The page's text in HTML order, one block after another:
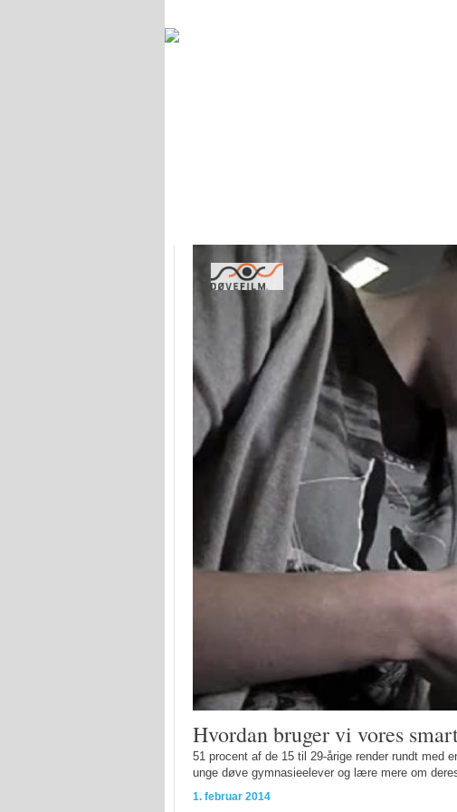
Hvordan bruger vi vores
51 procent af de 15 til 29-årige render rundt med
unge døve gymnasieelever og lære mere om
1. februar 2014